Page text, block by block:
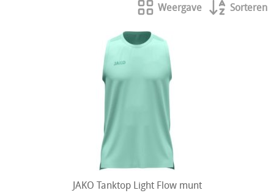
Weergave Sorteren
JAKO Tanktop Light Flow munt